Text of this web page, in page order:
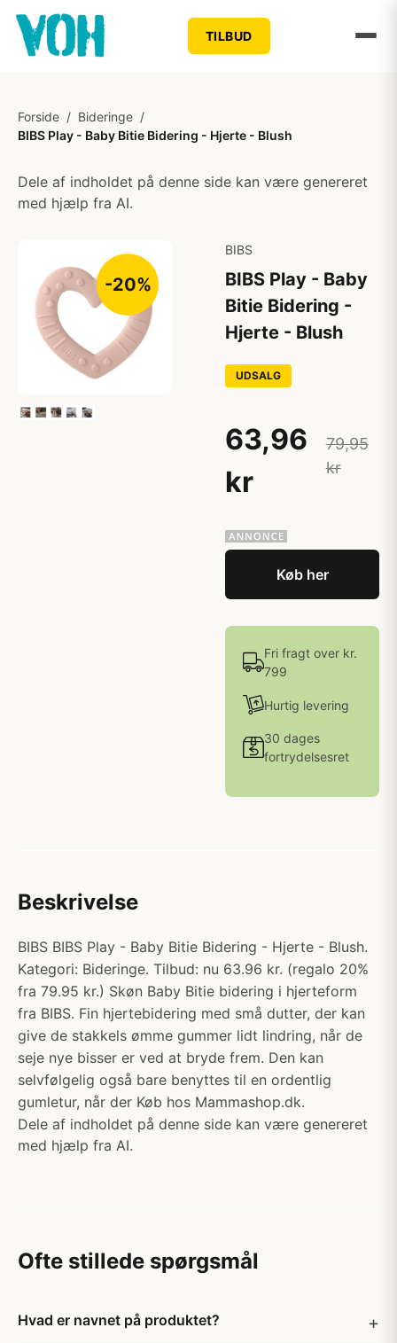
TILBUD
Forside / Bideringe /
BIBS Play - Baby Bitie Bidering - Hjerte - Blush
Dele af indholdet på denne side kan være genereret
med hjælp fra AI.
-20%
BIBS
BIBS Play - Baby
Bitie Bidering -
Hjerte - Blush
UDSALG
63,96
kr
79,95
kr
Køb her
Fri fragt over kr.
799
Hurtig levering
30 dages
fortrydelsesret
Beskrivelse
BIBS BIBS Play - Baby Bitie Bidering - Hjerte - Blush.
Kategori: Bideringe. Tilbud: nu 63.96 kr. (regalo 20%
fra 79.95 kr.) Skøn Baby Bitie bidering i hjerteform
fra BIBS. Fin hjertebidering med små dutter, der kan
give de stakkels ømme gummer lidt lindring, når de
seje nye bisser er ved at bryde frem. Den kan
selvfølgelig også bare benyttes til en ordentlig
gumletur, når der Køb hos Mammashop.dk.
Dele af indholdet på denne side kan være genereret
med hjælp fra AI.
Ofte stillede spørgsmål
Hvad er navnet på produktet?